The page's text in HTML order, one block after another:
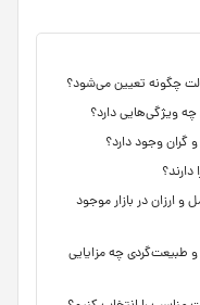
۱۲ ولت قابل‌حمل و ارزان در بازار موجود
و طبیعت‌گردی چه مزایایی